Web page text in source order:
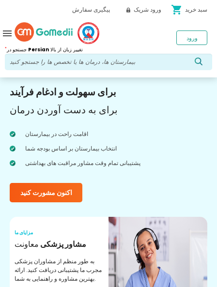
پیگیری سفارش ورود شریک shopping_cart سبد خرید
* Persian تغییر زبان از بالا
ورود menu
برای سهولت و ادغام فرآیند
برای به دست آوردن درمان
اقامت راحت در بیمارستان
انتخاب بیمارستان بر اساس بودجه شما
پشتیبانی تمام وقت مشاور مراقبت های بهداشتی
اکنون مشورت کنید
مزایای ما
مشاور پزشکی معاونت
به طور منظم از مشاوران پزشکی
مجرب ما پشتیبانی دریافت کنید. ارائه
بهترین مشاوره و راهنمایی به شما.